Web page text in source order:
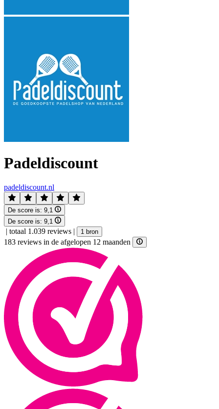
Padeldiscount
padeldiscount.nl
De score is: 9,1
De score is: 9,1
| totaal 1.039 reviews | 1 bron
183 reviews in de afgelopen 12 maanden